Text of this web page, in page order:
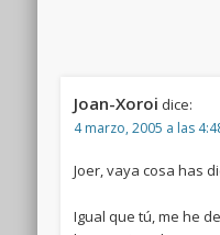
Joan-Xoroi dice:
4 marzo, 2005 a las
Joer, vaya cosa has
Igual que tú, me he